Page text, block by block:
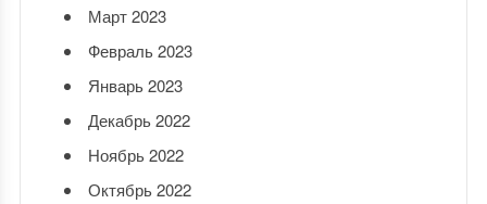
Март 2023
Февраль 2023
Январь 2023
Декабрь 2022
Ноябрь 2022
Октябрь 2022